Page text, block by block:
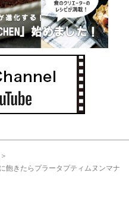
飽きたらプラータプティムヌンマナ